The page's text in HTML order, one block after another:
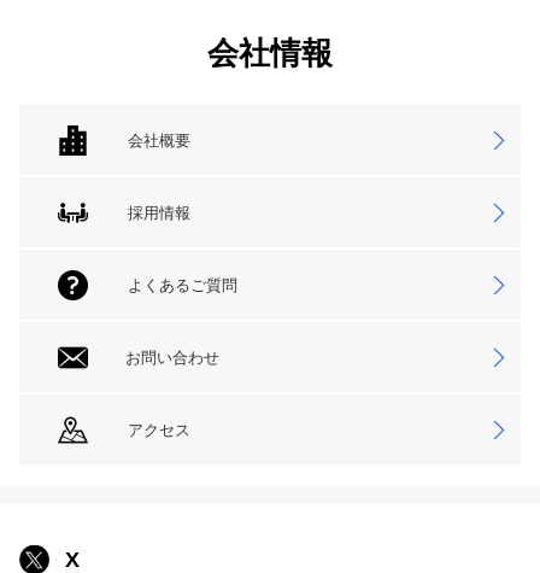
会社情報
会社概要
採用情報
よくあるご質問
お問い合わせ
アクセス
X